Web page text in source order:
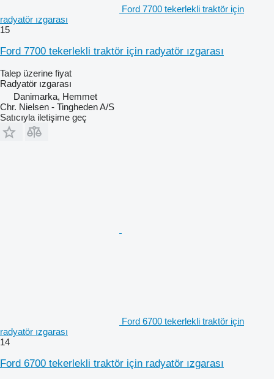
Ford 7700 tekerlekli traktör için
radyatör ızgarası
15
Ford 7700 tekerlekli traktör için radyatör ızgarası
Talep üzerine fiyat
Radyatör ızgarası
Danimarka, Hemmet
Chr. Nielsen - Tingheden A/S
Satıcıyla iletişime geç
Ford 6700 tekerlekli traktör için
radyatör ızgarası
14
Ford 6700 tekerlekli traktör için radyatör ızgarası